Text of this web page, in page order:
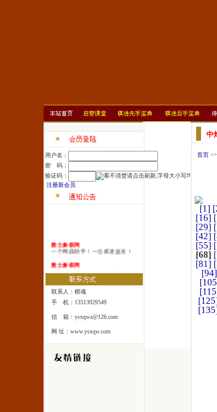
用户名：
密 码：
验证码：
注册新会员
雅士象棋网
一个网战助手！一位棋迷益友！
雅士象棋网
一本系统棋谱！一所速成棋校！
雅士象棋网
一处修身圣地！一座雅士乐园！
联系人：棋魂
手 机：13513929549
信 箱：ysxqwz@126.com
网 址：www.ysxqw.com
中
首页
[1]
[16]
[29]
[42]
[55]
[68]
[81]
[94]